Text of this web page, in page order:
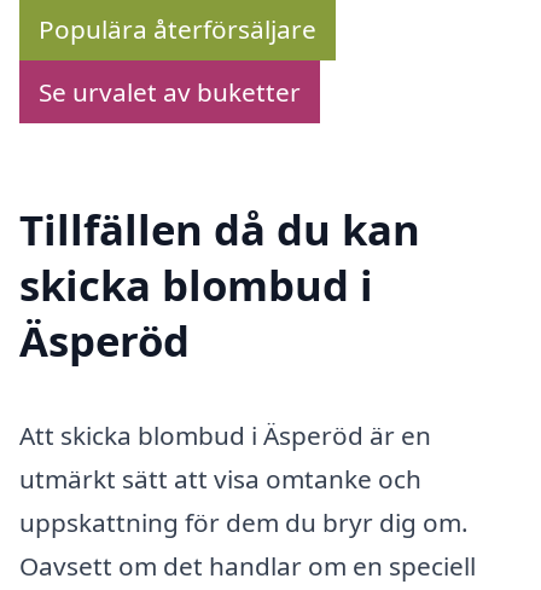
Populära återförsäljare
Se urvalet av buketter
Tillfällen då du kan
skicka blombud i
Äsperöd
Att skicka blombud i Äsperöd är en
utmärkt sätt att visa omtanke och
uppskattning för dem du bryr dig om.
Oavsett om det handlar om en speciell